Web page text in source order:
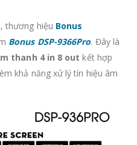
thương hiệu Bonus
Bonus DSP-9366Pro. Đây là
thanh 4 in 8 out kết hợp
khả năng xử lý tín hiệu âm